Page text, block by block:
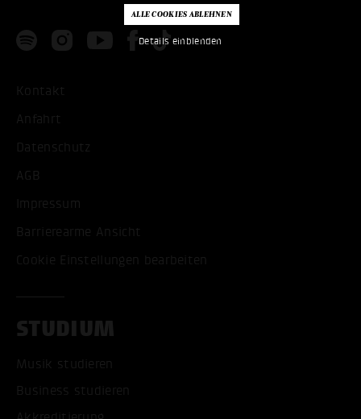
Details einblenden
Kontakt
Anfahrt
Datenschutz
AGB
Impressum
Barrierearme Ansicht
Cookie Einstellungen bearbeiten
STUDIUM
Musik studieren
Business studieren